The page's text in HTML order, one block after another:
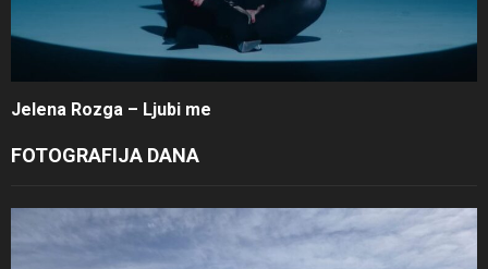
Jelena Rozga – Ljubi me
FOTOGRAFIJA DANA